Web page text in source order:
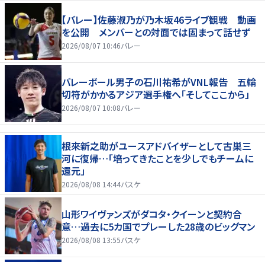
【バレー】佐藤淑乃が乃木坂46ライブ観戦 動画
を公開 メンバーとの対面では固まって話せず
2026/08/07 10:46バレー
バレーボール男子の石川祐希がVNL報告 五輪
切符がかかるアジア選手権へ「そしてここから」
2026/08/07 10:08バレー
根來新之助がユースアドバイザーとして古巣三
河に復帰…「培ってきたことを少しでもチームに
還元」
2026/08/08 14:44バスケ
山形ワイヴァンズがダコタ・クイーンと契約合
意…過去に5カ国でプレーした28歳のビッグマン
2026/08/08 13:55バスケ